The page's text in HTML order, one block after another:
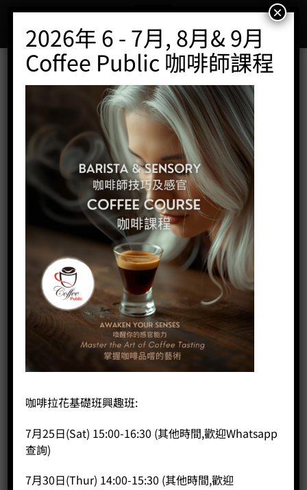
content
/ 咖啡器具 / 家用磨豆機
栗子C3 手磨
HK$458.00
2026年 6 - 7月, 8月& 9月
Coffee Public 咖啡師課程
咖啡拉花基礎班興趣班:
7月25日(Sat) 15:00-16:30 (其他時間,歡迎Whatsapp
查詢)
7月30日(Thur) 14:00-15:30 (其他時間,歡迎
×